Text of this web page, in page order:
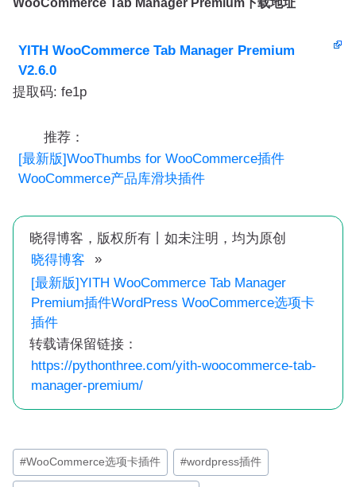
WooCommerce Tab Manager Premium下载地址
YITH WooCommerce Tab Manager Premium
V2.6.0
提取码: fe1p
推荐：
[最新版]WooThumbs for WooCommerce插件
WooCommerce产品库滑块插件
晓得博客，版权所有丨如未注明，均为原创
晓得博客
»
[最新版]YITH WooCommerce Tab Manager
Premium插件WordPress WooCommerce选项卡
插件
转载请保留链接：
https://pythonthree.com/yith-woocommerce-tab-
manager-premium/
文
章
#WooCommerce选项卡插件 #wordpress插件